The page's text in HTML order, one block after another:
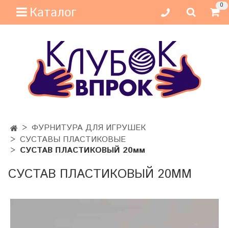
Каталог 0
ФУРНИТУРА ДЛЯ ИГРУШЕК
СУСТАВЫ ПЛАСТИКОВЫЕ
СУСТАВ ПЛАСТИКОВЫЙ 20мм
СУСТАВ ПЛАСТИКОВЫЙ 20ММ